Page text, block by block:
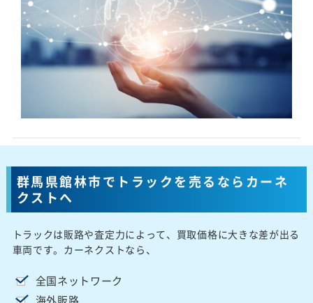
群馬県館林市でトラックを売るならカーネ
クストへ
トラックは販路や査定力によって、買取価格に大きな差が出る
車両です。カーネクストなら、
全国ネットワーク
海外販路